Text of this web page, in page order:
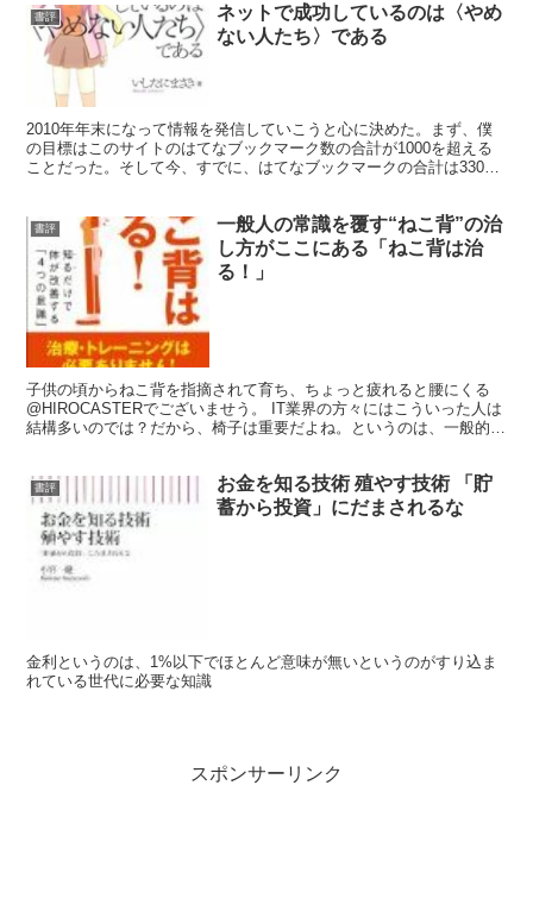
書評
ネットで成功しているのは〈やめ
ない人たち〉である
2010年年末になって情報を発信していこうと心に決めた。まず、僕
の目標はこのサイトのはてなブックマーク数の合計が1000を超える
ことだった。そして今、すでに、はてなブックマークの合計は3300
書評
一般人の常識を覆す“ねこ背”の治
し方がここにある「ねこ背は治
る！」
子供の頃からねこ背を指摘されて育ち、ちょっと疲れると腰にくる
@HIROCASTERでございませう。 IT業界の方々にはこういった人は
結構多いのでは？だから、椅子は重要だよね。というのは、一般的な
書評
お金を知る技術 殖やす技術 「貯
蓄から投資」にだまされるな
金利というのは、1%以下でほとんど意味が無いというのがすり込ま
れている世代に必要な知識
スポンサーリンク